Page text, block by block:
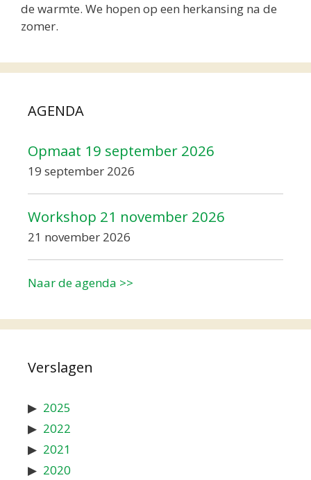
de warmte. We hopen op een herkansing na de
zomer.
AGENDA
Opmaat 19 september 2026
19 september 2026
Workshop 21 november 2026
21 november 2026
Naar de agenda >>
Verslagen
2025
2022
2021
2020